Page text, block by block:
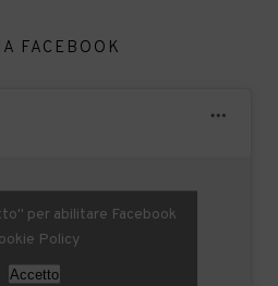
FACEBOOK
per abilitare Facebook
Policy
Accetto